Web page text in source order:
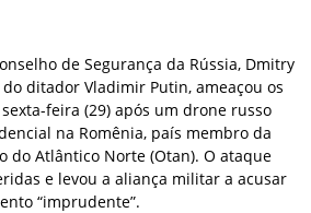
de Segurança da Rússia, Dmitry
ditador Vladimir Putin, ameaçou os
feira (29) após um drone russo
na Romênia, país membro da
do Atlântico Norte (Otan). O ataque
e levou a aliança militar a acusar
“imprudente”.